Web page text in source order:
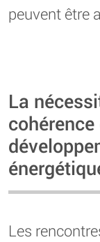
peuvent être
La
Les